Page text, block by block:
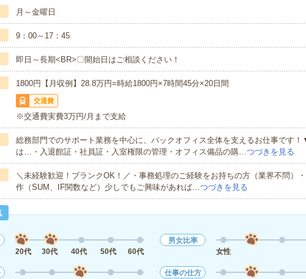
月～金曜日
9：00～17：45
即日～長期<BR>〇開始日はご相談ください！
1800円【月収例】28.8万円=時給1800円×7時間45分×20日間
交通費
※交通費実費3万円/月まで支給
総務部門でのサポート業務を中心に、バックオフィス全体を支えるお仕事です
は…・入退館証・社員証・入室権限の管理・オフィス備品の購…つづきを見る
＼未経験歓迎！ブランクOK！／・事務処理のご経験をお持ちの方（業界不問）
作（SUM、IF関数など）少しでもご興味があれば…つづきを見る
20代
30代 40代 50代 60代
男女比率
女性
仕事の仕方